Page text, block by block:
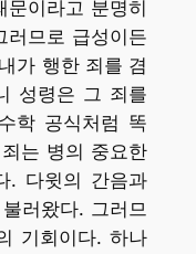
이라고 분명히
므로 급성이든
가 행한 죄를 겸
성령은 그 죄를
학 공식처럼 똑
는 병의 중요한
. 다윗의 간음과
러왔다. 그러므
기회이다. 하나